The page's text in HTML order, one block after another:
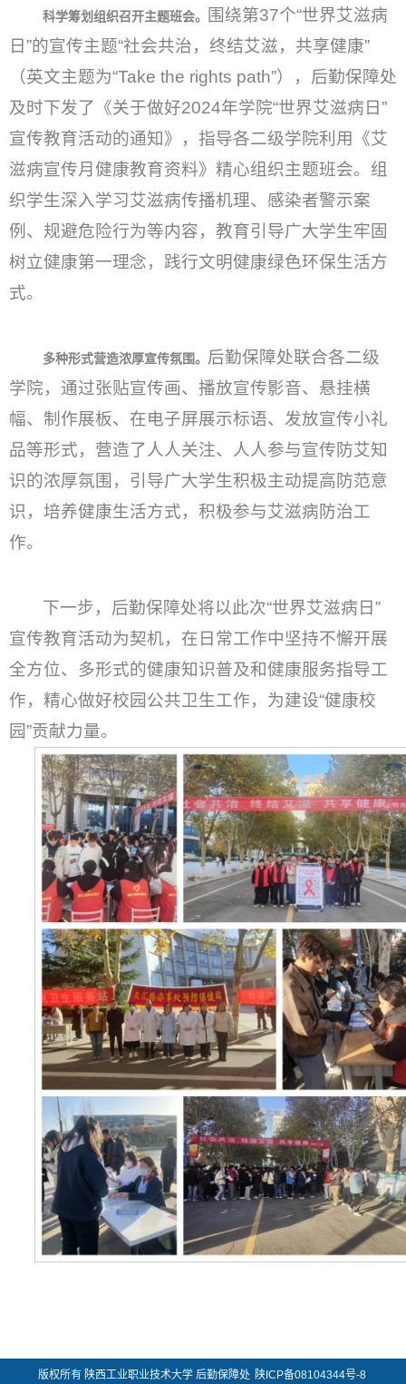
科学筹划组织召开主题班会。
围绕第37个“世界艾滋病
日”的宣传主题“社会共治，终结艾滋，共享健康”
（英文主题为“Take the rights path”），后勤保障处
及时下发了《关于做好2024年学院“世界艾滋病日”
宣传教育活动的通知》，指导各二级学院利用《艾
滋病宣传月健康教育资料》精心组织主题班会。组
织学生深入学习艾滋病传播机理、感染者警示案
例、规避危险行为等内容，教育引导广大学生牢固
树立健康第一理念，践行文明健康绿色环保生活方
式。
多种形式营造浓厚宣传氛围。 后勤保障处联合各二级
学院，通过张贴宣传画、播放宣传影音、悬挂横
幅、制作展板、在电子屏展示标语、发放宣传小礼
品等形式，营造了人人关注、人人参与宣传防艾知
识的浓厚氛围，引导广大学生积极主动提高防范意
识，培养健康生活方式，积极参与艾滋病防治工
作。
下一步，后勤保障处将以此次“世界艾滋病日”
宣传教育活动为契机，在日常工作中坚持不懈开展
全方位、多形式的健康知识普及和健康服务指导工
作，精心做好校园公共卫生工作，为建设“健康校
园”贡献力量。
版权所有 陕西工业职业技术大学 后勤保障处 陕ICP备08104344号-8